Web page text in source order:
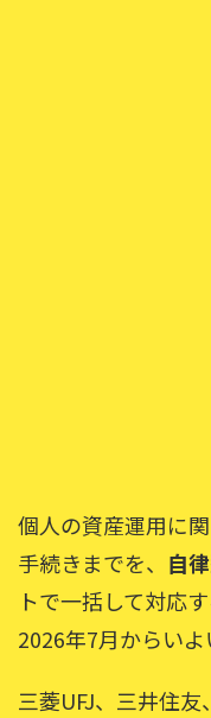
個人の資産運用に
手続きまでを、 自
トで一括して対応
2026年7月からいよ
三菱UFJ、三井住友